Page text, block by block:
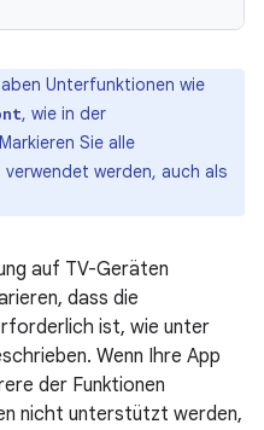
Unterfunktionen wie
, wie in der
Sie alle
werden, auch als
auf TV-Geräten
dass die
ist, wie unter
Wenn Ihre App
der Funktionen
nicht unterstützt werden,